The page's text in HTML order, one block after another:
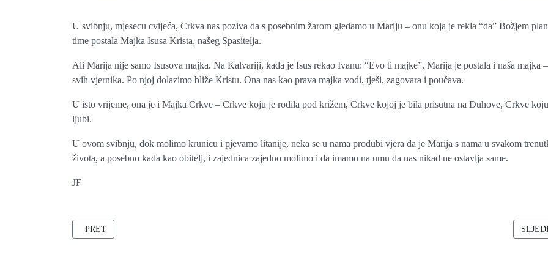
U svibnju, mjesecu cvijeća, Crkva nas poziva da s posebnim žarom gledamo u Mariju – onu koja je rekla “da” Božjem
time postala Majka Isusa Krista, našeg Spasitelja.
Ali Marija nije samo Isusova majka. Na Kalvariji, kada je Isus rekao Ivanu: “Evo ti majke”, Marija je postala i naša majka
svih vjernika. Po njoj dolazimo bliže Kristu. Ona nas kao prava majka vodi, tješi, zagovara i poučava.
U isto vrijeme, ona je i Majka Crkve – Crkve koju je rodila pod križem, Crkve kojoj je bila prisutna na Duhove, Crkve
ljubi.
U ovom svibnju, dok molimo krunicu i pjevamo litanije, neka se u nama produbi vjera da je Marija s nama u svakom
života, a posebno kada kao obitelj, i zajednica zajedno molimo i da imamo na umu da nas nikad ne ostavlja same.
JF
PRETHODNI ČLANAK: PRVA SVETA PRIČEST U MISIJI MOERS – „JA SAM ISTINSKI TRS, A MOJ OTAC VINOGRADAR“
PRET